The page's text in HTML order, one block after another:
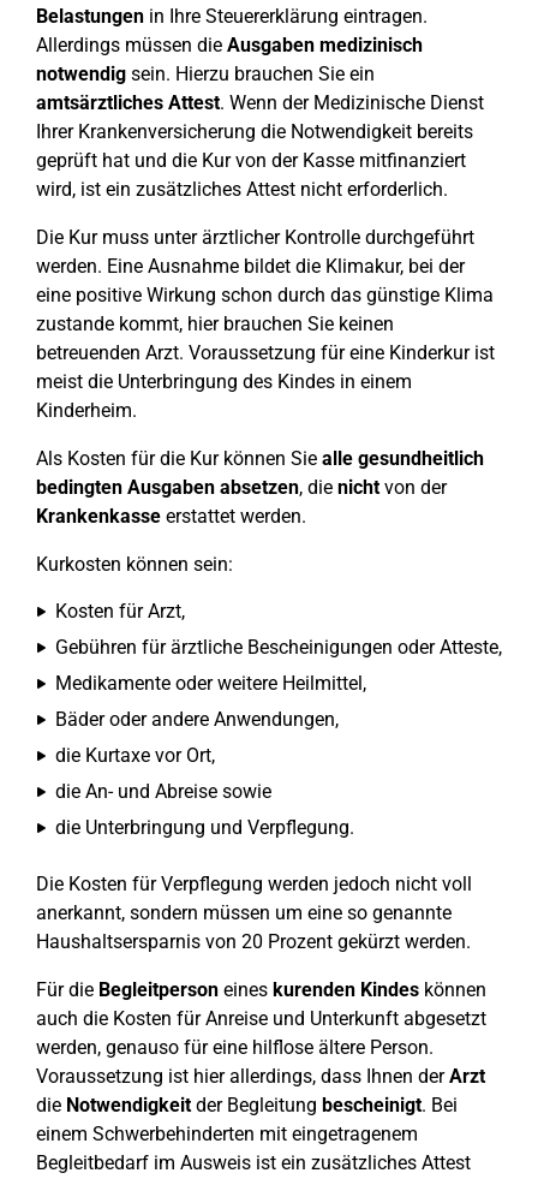
Belastungen in Ihre Steuererklärung eintragen.
Allerdings müssen die Ausgaben medizinisch
notwendig sein. Hierzu brauchen Sie ein
amtsärztliches Attest. Wenn der Medizinische Dienst
Ihrer Krankenversicherung die Notwendigkeit bereits
geprüft hat und die Kur von der Kasse mitfinanziert
wird, ist ein zusätzliches Attest nicht erforderlich.
Die Kur muss unter ärztlicher Kontrolle durchgeführt
werden. Eine Ausnahme bildet die Klimakur, bei der
eine positive Wirkung schon durch das günstige Klima
zustande kommt, hier brauchen Sie keinen
betreuenden Arzt. Voraussetzung für eine Kinderkur ist
meist die Unterbringung des Kindes in einem
Kinderheim.
Als Kosten für die Kur können Sie alle gesundheitlich
bedingten Ausgaben absetzen, die nichtvon der
Krankenkasse erstattet werden.
Kurkosten können sein:
Kosten für Arzt,
Gebühren für ärztliche Bescheinigungen oder Atteste,
Medikamente oder weitere Heilmittel,
Bäder oder andere Anwendungen,
die Kurtaxe vor Ort,
die An- und Abreise sowie
die Unterbringung und Verpflegung.
Die Kosten für Verpflegung werden jedoch nicht voll
anerkannt, sondern müssen um eine so genannte
Haushaltsersparnis von 20 Prozent gekürzt werden.
Für die Begleitperson eines kurenden Kindes können
auch die Kosten für Anreise und Unterkunft abgesetzt
werden, genauso für eine hilflose ältere Person.
Voraussetzung ist hier allerdings, dass Ihnen derArzt
die Notwendigkeitder Begleitung bescheinigt. Bei
einem Schwerbehinderten mit eingetragenem
Begleitbedarf im Ausweis ist ein zusätzliches Attest